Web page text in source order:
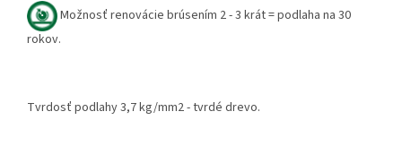
Možnosť renovácie brúsením 2 - 3 krát = podlaha na 30
rokov.
Tvrdosť podlahy 3,7 kg/mm2 - tvrdé drevo.